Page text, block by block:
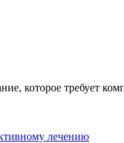
которое требует